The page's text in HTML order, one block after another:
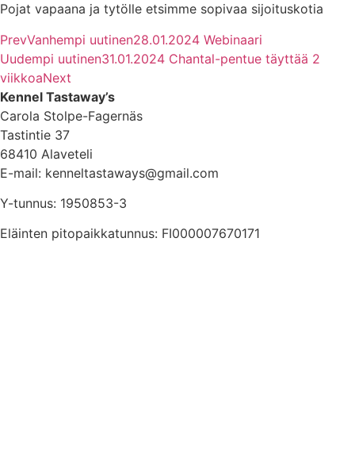
Pojat vapaana ja tytölle etsimme sopivaa sijoituskotia
PrevVanhempi uutinen28.01.2024 Webinaari
Uudempi uutinen31.01.2024 Chantal-pentue täyttää 2
viikkoaNext
Kennel Tastaway’s
Carola Stolpe-Fagernäs
Tastintie 37
68410 Alaveteli
E-mail: kenneltastaways@gmail.com
Y-tunnus: 1950853-3
Eläinten pitopaikkatunnus: FI000007670171